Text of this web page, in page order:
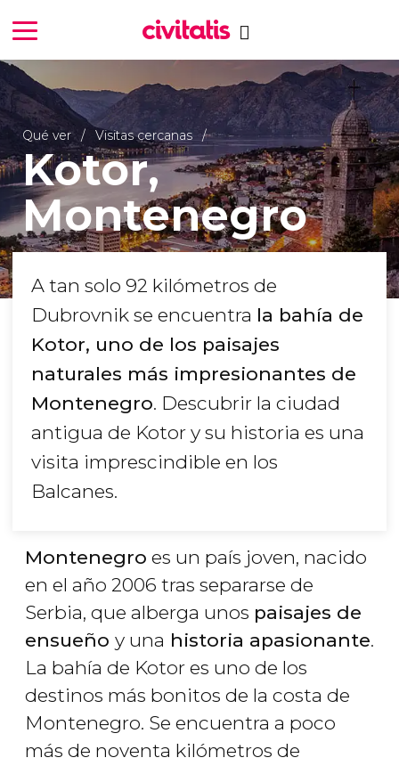
Qué ver Visitas cercanas
Kotor,
Montenegro
A tan solo 92 kilómetros de
Dubrovnik se encuentra la bahía de
Kotor, uno de los paisajes
naturales más impresionantes de
Montenegro. Descubrir la ciudad
antigua de Kotor y su historia es una
visita imprescindible en los
Balcanes.
Montenegro es un país joven, nacido
en el año 2006 tras separarse de
Serbia, que alberga unos paisajes de
ensueño y una historia apasionante.
La bahía de Kotor es uno de los
destinos más bonitos de la costa de
Montenegro. Se encuentra a poco
más de noventa kilómetros de